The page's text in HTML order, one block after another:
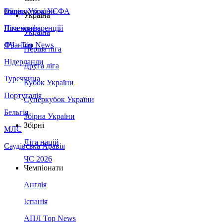
Збірна України
Італія
Німеччина
Франція
Нідерланди
Туреччина
Португалія
Бельгія
МЛС
Саудівська Аравія
Суперкубок УЄФА
Ліга конференцій
ЛЧ - Top News
Україна
Україна
Перша ліга
Друга ліга
Кубок України
Суперкубок України
Збірна України
Збірні
Ліга націй
ЧС 2026
Чемпіонати
Англія
Іспанія
АПЛ Top News